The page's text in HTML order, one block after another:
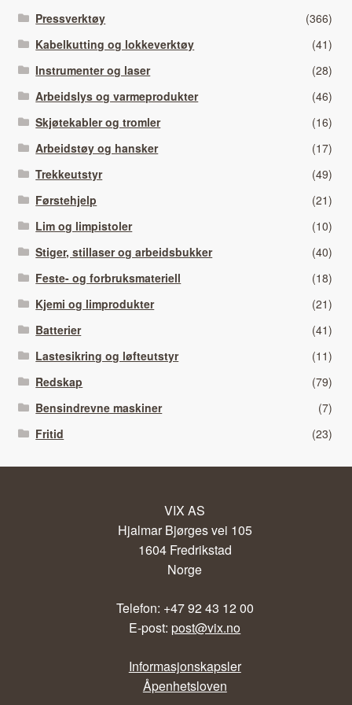
Pressverktøy
(366)
Kabelkutting og lokkeverktøy
(41)
Instrumenter og laser
(28)
Arbeidslys og varmeprodukter
(46)
Skjøtekabler og tromler
(16)
Arbeidstøy og hansker
(17)
Trekkeutstyr
(49)
Førstehjelp
(21)
Lim og limpistoler
(10)
Stiger, stillaser og arbeidsbukker
(40)
Feste- og forbruksmateriell
(18)
Kjemi og limprodukter
(21)
Batterier
(41)
Lastesikring og løfteutstyr
(11)
Redskap
(79)
Bensindrevne maskiner
(7)
Fritid
(23)
VIX AS
Hjalmar Bjørges vei 105
1604 Fredrikstad
Norge
Telefon: +47 92 43 12 00
E-post:post@vix.no
Informasjonskapsler
Åpenhetsloven